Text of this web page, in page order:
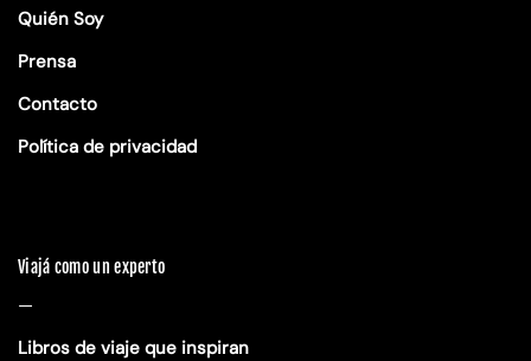
Quién Soy
Prensa
Contacto
Política de privacidad
Viajá como un experto
—
Libros de viaje que inspiran